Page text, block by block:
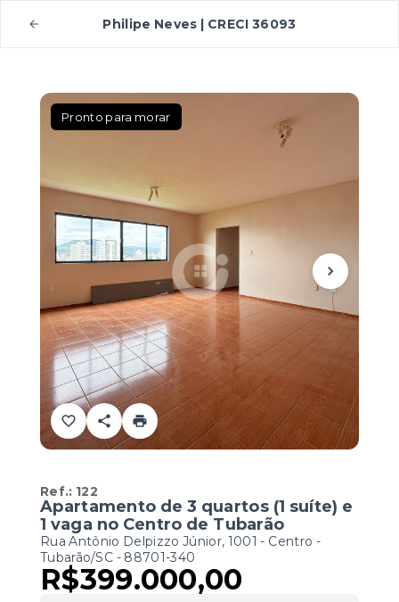
Philipe Neves | CRECI 36093
Pronto para morar
Ref.: 122
Apartamento de 3 quartos (1 suíte) e
1 vaga no Centro de Tubarão
Rua Antônio Delpizzo Júnior, 1001 - Centro -
Tubarão/SC - 88701-340
R$399.000,00